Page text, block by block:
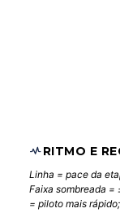
RITMO E
Linha = pace da
Faixa sombreada =
= piloto mais